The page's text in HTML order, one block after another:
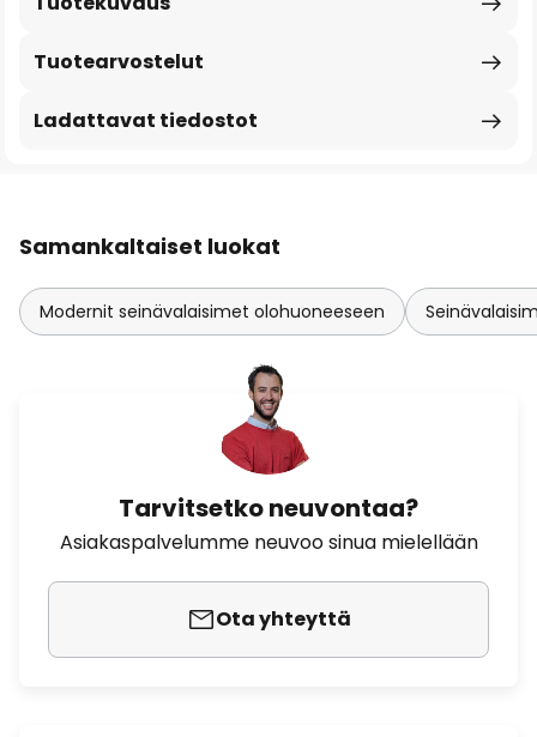
Tuotearvostelut
Ladattavat tiedostot
Samankaltaiset luokat
Modernit seinävalaisimet olohuoneeseen
Tarvitsetko neuvontaa?
Asiakaspalvelumme neuvoo sinua mielellään
Ota yhteyttä